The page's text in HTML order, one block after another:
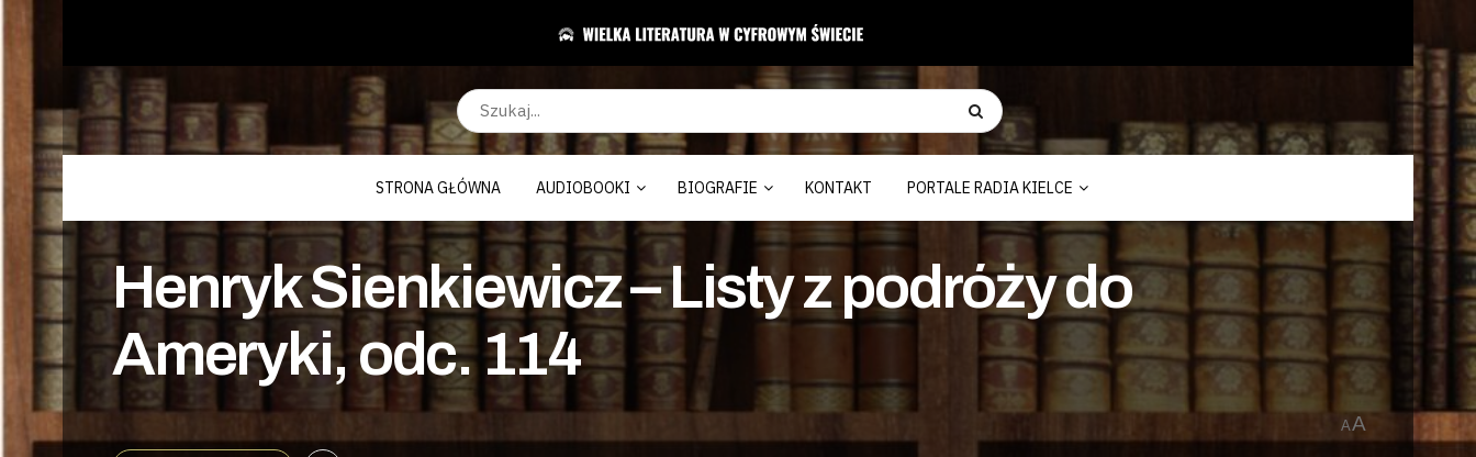
STRONA GŁÓWNA AUDIOBOOKI BIOGRAFIE KONTAKT PORTALE RADIA KIELCE
Henryk Sienkiewicz – Listy z podróży do
Ameryki, odc. 114
AA